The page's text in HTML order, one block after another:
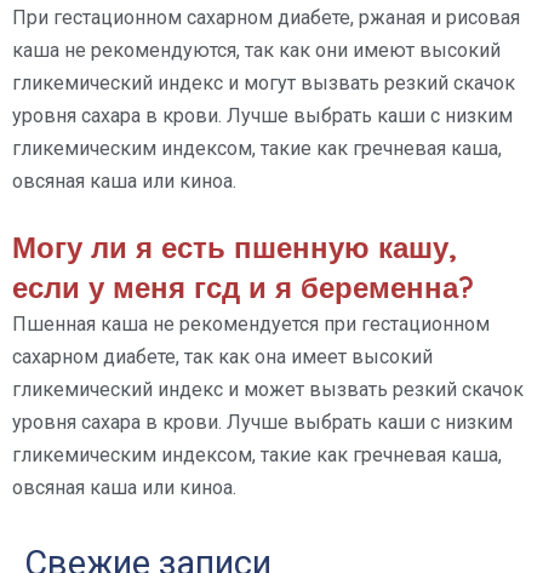
При гестационном сахарном диабете, ржаная и рисовая
каша не рекомендуются, так как они имеют высокий
гликемический индекс и могут вызвать резкий скачок
уровня сахара в крови. Лучше выбрать каши с низким
гликемическим индексом, такие как гречневая каша,
овсяная каша или киноа.
Могу ли я есть пшенную кашу,
если у меня гсд и я беременна?
Пшенная каша не рекомендуется при гестационном
сахарном диабете, так как она имеет высокий
гликемический индекс и может вызвать резкий скачок
уровня сахара в крови. Лучше выбрать каши с низким
гликемическим индексом, такие как гречневая каша,
овсяная каша или киноа.
Свежие записи